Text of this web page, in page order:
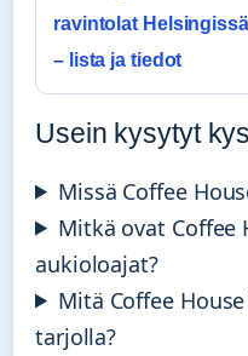
ravintolat Helsingissä
– lista ja tiedot
Usein kysytyt
Missä Coffee
Mitkä ovat Coffee
aukioloajat?
Mitä Coffee
tarjolla?